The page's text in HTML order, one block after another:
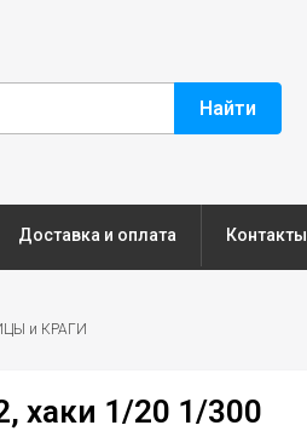
Найти
Доставка и оплата Контакты
и КРАГИ
хаки 1/20 1/300